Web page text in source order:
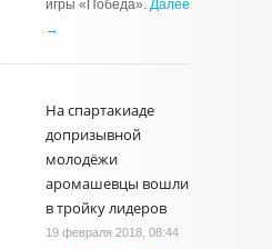
игры «Победа». Далее
→
На спартакиаде
допризывной
молодёжи
аромашевцы вошли
в тройку лидеров
19 февраля 2018, 08:44